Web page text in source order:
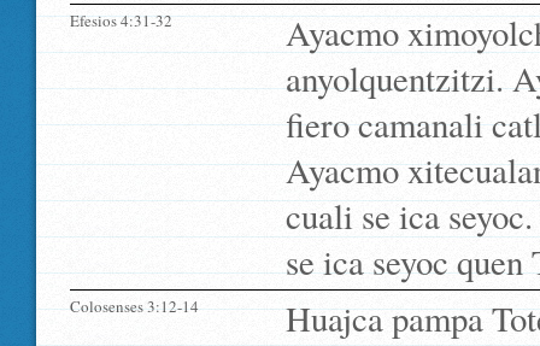
Efesios 4:31-32
Ayacmo
anyolquentzitzi.
fiero camanali
Ayacmo
cuali se ica
se ica seyoc
Colosenses 3:12-14
Huajca pampa